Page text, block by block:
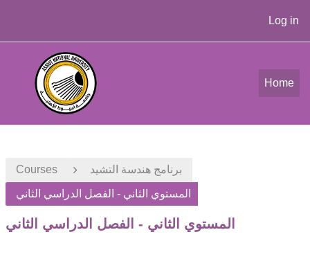
Log in
Home
Courses برنامج هندسة التشيد
المستوي الثاني - الفصل الدراسي الثاني
المستوي الثاني - الفصل الدراسي الثاني